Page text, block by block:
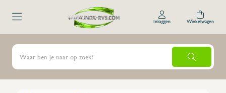
Inloggen Winkelwagen